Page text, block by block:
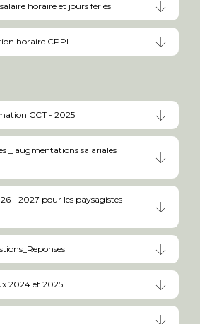
horaire et jours fériés
horaire CPPI
CCT - 2025
_ augmentations salariales
- 2027 pour les paysagistes
2024 et 2025